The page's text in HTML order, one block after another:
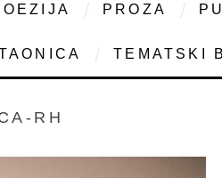
PROZA
TEMATSKI
RH